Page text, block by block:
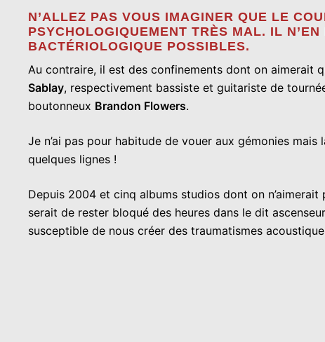
N’ALLEZ PAS VOUS IMAGINER QUE LE
PSYCHOLOGIQUEMENT TRÈS MAL. IL
BACTÉRIOLOGIQUE POSSIBLES.
Au contraire, il est des confinements dont on aimerait
Sablay, respectivement bassiste et guitariste de
boutonneux Brandon Flowers.
Je n’ai pas pour habitude de vouer aux gémonies
quelques lignes !
Depuis 2004 et cinq albums studios dont on n’aimerait
serait de rester bloqué des heures dans le dit
susceptible de nous créer des traumatismes